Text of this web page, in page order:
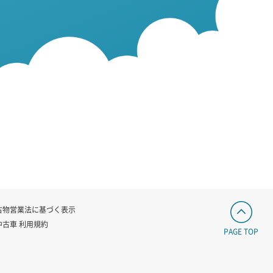
物営業法に基づく表示
古車 利用規約
PAGE TOP